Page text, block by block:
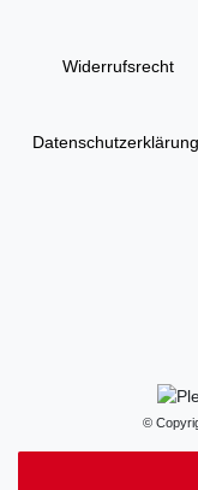
Widerrufs­recht
Daten­schutz­erklärung
©